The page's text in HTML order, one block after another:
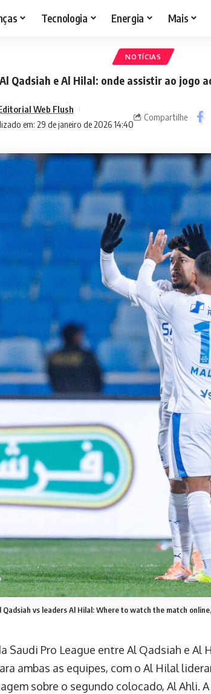
Tecnologia Energia Mais
NOTÍCIAS
Al Qadsiah e Al Hilal: onde assistir ao jogo
em: 29 de janeiro de 2026 14:40
Web Flush
Compartilhe
Qadsiah vs leaders Al Hilal: Where to watch the match
Saudi Pro League entre Al Qadsiah e Al
ambas as equipes, com o Al Hilal
sobre o segundo colocado, Al Ahli.